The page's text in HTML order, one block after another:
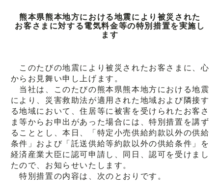
熊本県熊本地方における地震により被災された
お客さまに対する電気料金等の特別措置を実施し
ます
このたびの地震により被災されたお客さまに、心
からお見舞い申し上げます。
当社は、このたびの熊本県熊本地方における地震
により、災害救助法が適用された地域および隣接す
る地域において、住居等に被害を受けられたお客さ
ま等からお申出があった場合には、特別措置を講ず
ることとし、本日、「特定小売供給約款以外の供給
条件」および「託送供給等約款以外の供給条件」を
経済産業大臣に認可申請し、同日、認可を受けまし
たので、お知らせいたします。
特別措置の内容は、次のとおりです。